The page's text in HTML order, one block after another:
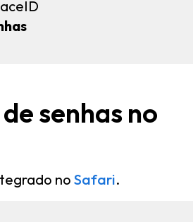
senhas no
no Safari.